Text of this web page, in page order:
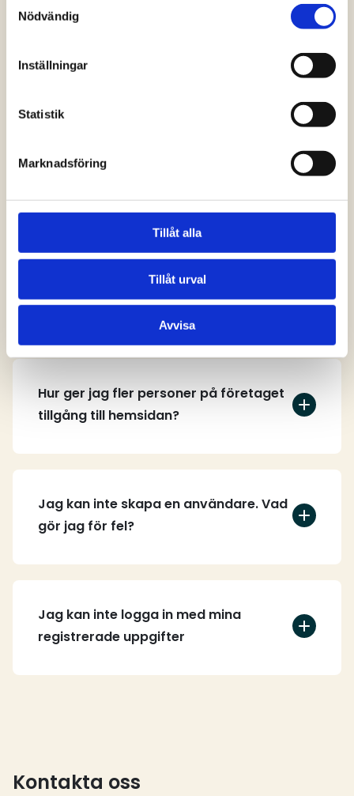
Nödvändig
Inställningar
Statistik
Marknadsföring
Tillåt alla
Tillåt urval
Avvisa
Vanliga frågor och
hemsidan?
Hur skapar jag ett användarkonto?
Hur ger jag fler personer på företaget
tillgång till hemsidan?
Jag kan inte skapa en användare. Vad
gör jag för fel?
Jag kan inte logga in med mina
registrerade uppgifter
Kontakta oss